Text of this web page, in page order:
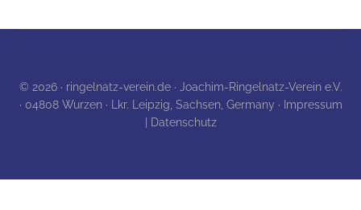
© 2026 · ringelnatz-verein.de · Joachim-Ringelnatz-Verein e.V.
· 04808 Wurzen · Lkr. Leipzig, Sachsen, Germany · Impressum
| Datenschutz